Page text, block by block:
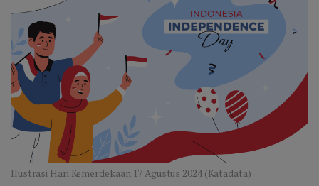
Ilustrasi Hari Kemerdekaan 17 Agustus 2024 (Katadata)